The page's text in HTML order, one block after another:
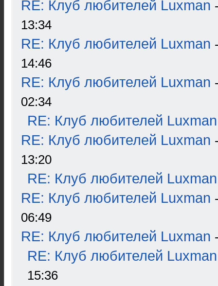
RE: Клуб любителей Luxman
13:34
RE: Клуб любителей Luxman
14:46
RE: Клуб любителей Luxman
02:34
RE: Клуб любителей Luxman
RE: Клуб любителей Luxman
13:20
RE: Клуб любителей Luxman
RE: Клуб любителей Luxman
06:49
RE: Клуб любителей Luxman
RE: Клуб любителей Luxman
15:36